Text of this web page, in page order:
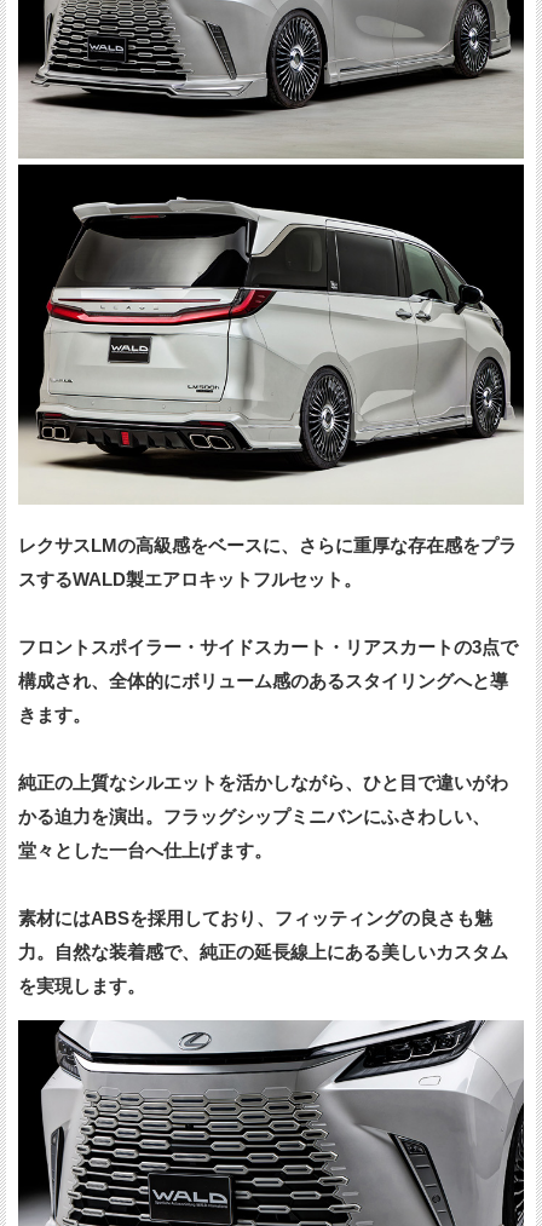
レクサスLMの高級感をベースに、さらに重厚な存在感をプラ
スするWALD製エアロキットフルセット。
フロントスポイラー・サイドスカート・リアスカートの3点で
構成され、全体的にボリューム感のあるスタイリングへと導
きます。
純正の上質なシルエットを活かしながら、ひと目で違いがわ
かる迫力を演出。フラッグシップミニバンにふさわしい、
堂々とした一台へ仕上げます。
素材にはABSを採用しており、フィッティングの良さも魅
力。自然な装着感で、純正の延長線上にある美しいカスタム
を実現します。